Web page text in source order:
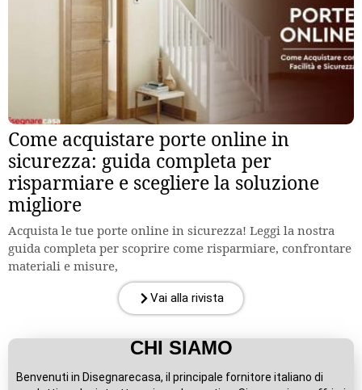
Come acquistare porte online in
sicurezza: guida completa per
risparmiare e scegliere la soluzione
migliore
Acquista le tue porte online in sicurezza! Leggi la nostra
guida completa per scoprire come risparmiare, confrontare
materiali e misure,
Vai alla rivista
CHI SIAMO
Benvenuti in Disegnarecasa, il principale fornitore italiano di